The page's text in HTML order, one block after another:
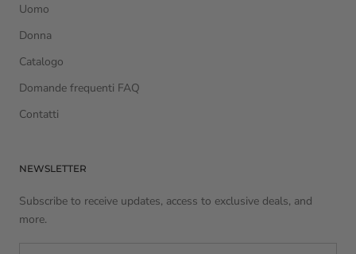
Uomo
Donna
Catalogo
Domande frequenti FAQ
Contatti
NEWSLETTER
Subscribe to receive updates, access to exclusive deals, and
more.